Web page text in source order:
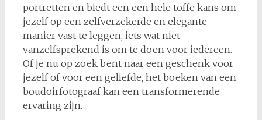
portretten en biedt een een hele toffe kans om
jezelf op een zelfverzekerde en elegante
manier vast te leggen, iets wat niet
vanzelfsprekend is om te doen voor iedereen.
Of je nu op zoek bent naar een geschenk voor
jezelf of voor een geliefde, het boeken van een
boudoirfotograaf kan een transformerende
ervaring zijn.